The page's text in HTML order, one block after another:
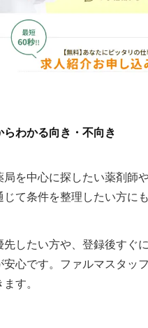
わかる向き・不向き
を中心に探したい薬剤師
て条件を整理したい方にも
先したい方や、登録後すぐ
心です。ファルマスタッ
す。